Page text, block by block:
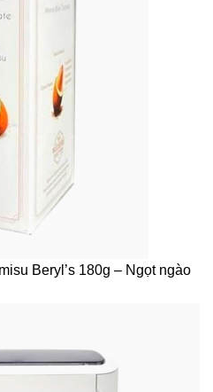
Beryl’s 180g – Ngọt ngào